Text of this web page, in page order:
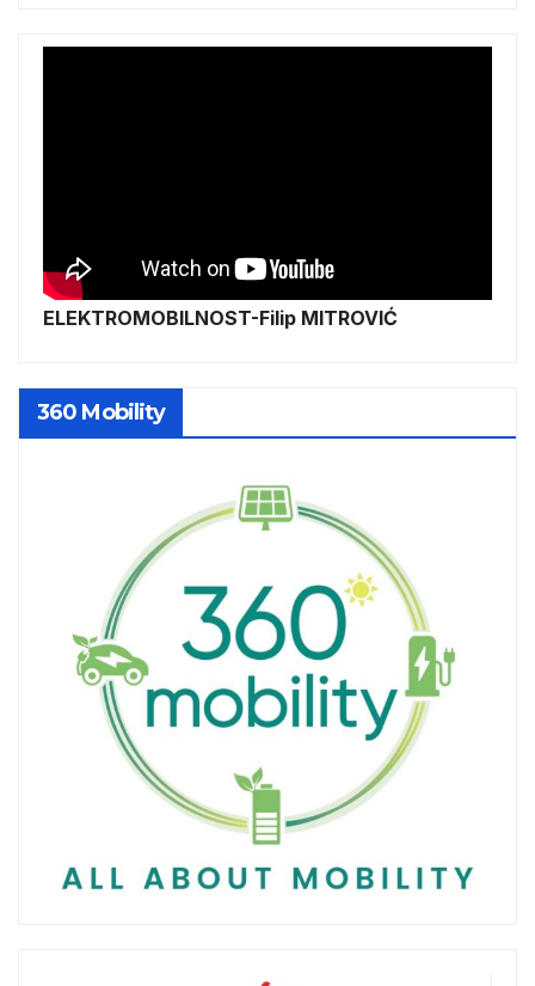
ELEKTROMOBILNOST-Filip MITROVIĆ
360 Mobility